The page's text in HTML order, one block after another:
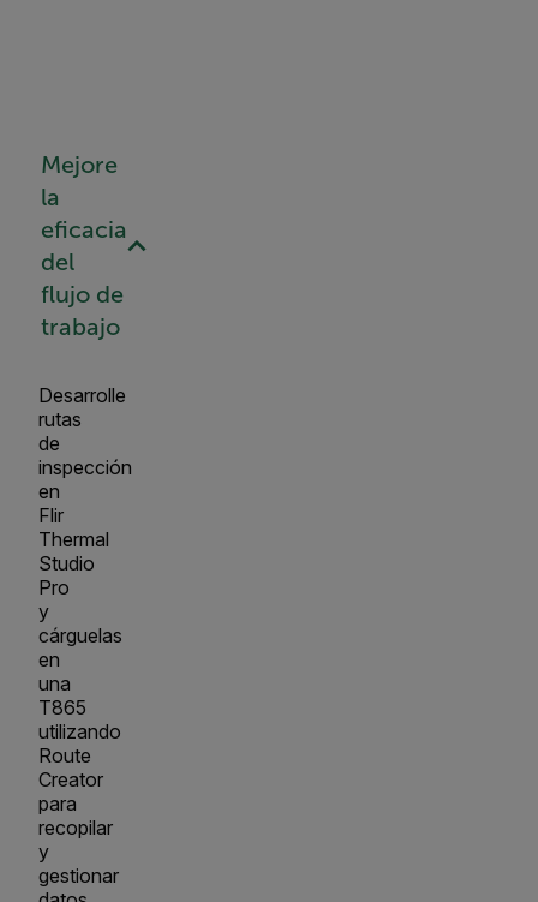
Mejore
la
eficacia
del
flujo de
trabajo
Desarrolle
rutas
de
inspección
en
Flir
Thermal
Studio
Pro
y
cárguelas
en
una
T865
utilizando
Route
Creator
para
recopilar
y
gestionar